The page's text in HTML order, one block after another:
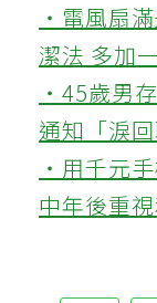
‧電風扇
潔法 多加
‧45歲男
通知「淚
‧用千元
中年後重